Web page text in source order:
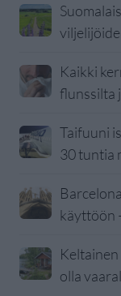
Kaikki
flunssilta
Taifuuni
30 tuntia
käyttöön
olla